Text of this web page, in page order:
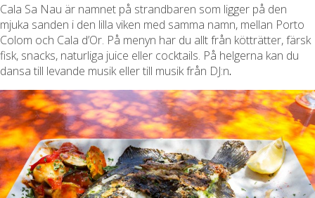
Cala Sa Nau är namnet på strandbaren som ligger på den
mjuka sanden i den lilla viken med samma namn, mellan Porto
Colom och Cala d’Or. På menyn har du allt från kötträtter, färsk
fisk, snacks, naturliga juice eller cocktails. På helgerna kan du
dansa till levande musik eller till musik från DJ:n.